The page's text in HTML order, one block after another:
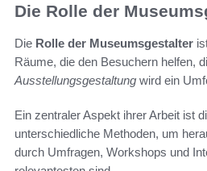
Die Rolle der
Die Rolle der Museumsgestalter
Räume, die den Besuchern helfen,
Ausstellungsgestaltung wird ein
Ein zentraler Aspekt ihrer Arbeit ist
unterschiedliche Methoden, um
durch Umfragen, Workshops und